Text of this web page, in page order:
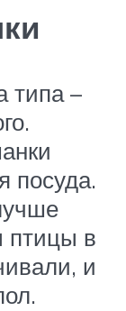
типа –
посуда.
птицы в
и